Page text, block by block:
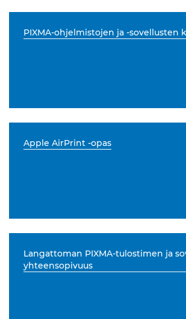
PIXMA-ohjelmistojen ja -sovellusten
Apple AirPrint -opas
Langattoman PIXMA-tulostimen ja
yhteensopivuus